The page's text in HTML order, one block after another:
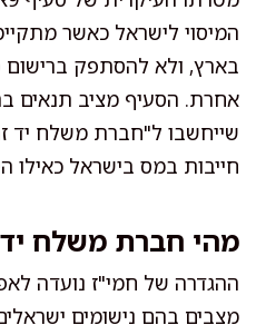
המיסוי לישראל כאשר
בארץ, ולא להסתפק
אחרת. הסעיף מציב תנאים
שייחשבו ל"חברת משלח יד
חייבות במס בישראל כאילו
מהי חברת משלח
ההגדרה של חמי"ז נועדה
מצבים בהם נישומים